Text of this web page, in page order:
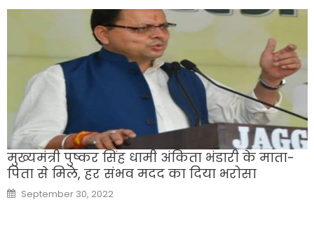
मुख्यमंत्री पुष्कर सिंह धामी अंकिता भंडारी के माता-
पिता से मिले, हर संभव मदद का दिया भरोसा
Posted
on
September 30, 2022